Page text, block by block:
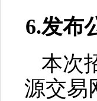
6.发布
本次
源交易